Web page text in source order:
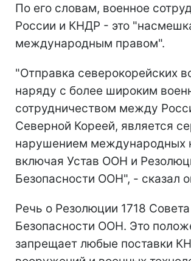
По его словам, военное
России и КНДР - это
международным правом".
"Отправка северокорейских
наряду с более широким
сотрудничеством между
Северной Кореей, является
нарушением международных
включая Устав ООН и
Безопасности ООН", - сказал
Речь о Резолюции 1718 Совета
Безопасности ООН. Это
запрещает любые поставки